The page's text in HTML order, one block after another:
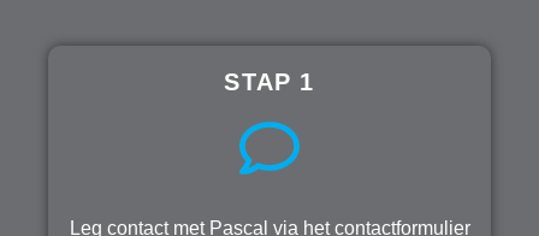
STAP 1
Leg contact met Pascal via het contactformulier